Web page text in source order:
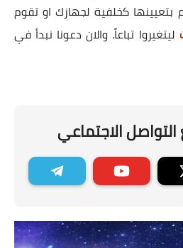
بتعيينها كخلفية لجهازك او تقوم
ليتغيروا تباعاً. والان دعونا نبدأ في
الاجتماعي